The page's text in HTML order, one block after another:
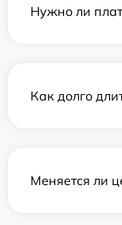
Нужно ли
Как долго
Меняется ли